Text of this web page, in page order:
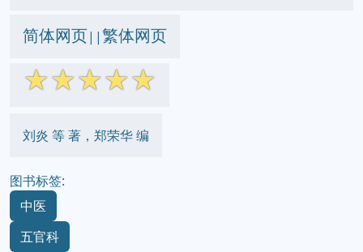
简体网页||繁体网页
☆☆☆☆☆
刘炎 等 著，郑荣华 编
图书标签:
中医
五官科